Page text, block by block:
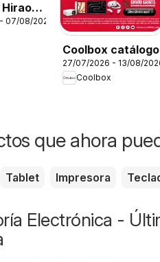
07/08/2026
Coolbox catálogo
27/07/2026 - 13/08/2026
Coolbox
que ahora
Tablet Impresora
Electrónica -